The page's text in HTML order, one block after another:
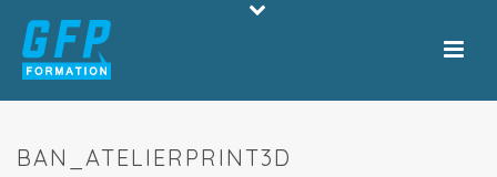
BAN_ATELIERPRINT3D